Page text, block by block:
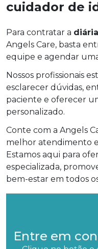
cuidador de
Para contratar a
Angels Care, basta
equipe e agendar
Nossos profissionais
esclarecer dúvidas,
paciente e oferecer
personalizado.
Conte com a Angels
melhor atendimento
Estamos aqui para
especializada,
bem-estar em todos
Entre em